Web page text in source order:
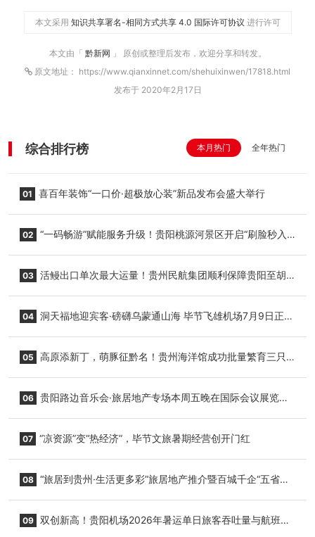
本文采用 知识共享署名-相同方式共享 4.0 国际许可协议 进行许可
本文由「 黔新网 」 原创或整理后发布，欢迎分享和转发。
原文地址： https://www.qianxinnet.com/shehuixinwen/17818.html
发布于 2020年2月17日
综合排行榜 本月热门 全年热门
01 喜百年装饰“一口价·超极放心装”新品发布会盛大举行
02 “一码畅游”赋能服务升级！贵阳桃源河景区开启“刷脸秒入
03 活鳗出口单次最大运量！贵州民航集团顺利保障贵阳至胡
04 洞天福地迎宾客·磅礴乌蒙通山海 毕节飞雄机场7月9日正式
05 高原添新丁，萌豚征黔名！贵州海洋馆成功批量繁育三只
06 贵阳路边音乐会·旅居地产专场本周五晚在国际会议展览中
07 “凉资源”变“热经济”，毕节文旅暑期经营创开门红
08 “旅居到贵州·生活更多彩”旅居地产推介暨百城千企“五省
09 双创新高！贵阳机场2026年暑运单日旅客吞吐量与航班起